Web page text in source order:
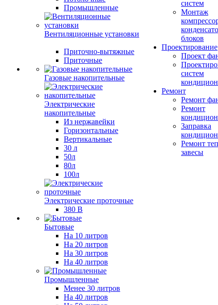
Промышленные
Вентиляционные установки
Приточно-вытяжные
Приточные
Газовые накопительные
Электрические
накопительные
Из нержавейки
Горизонтальные
Вертикальные
30 л
50л
80л
100л
Электрические проточные
380 В
Бытовые
На 10 литров
На 20 литров
На 30 литров
На 40 литров
Промышленные
Менее 30 литров
На 40 литров
систем
Монтаж
блоков
Проектирование
Проект
систем
Ремонт
Ремонт
Ремонт
Заправка
Ремонт
завесы